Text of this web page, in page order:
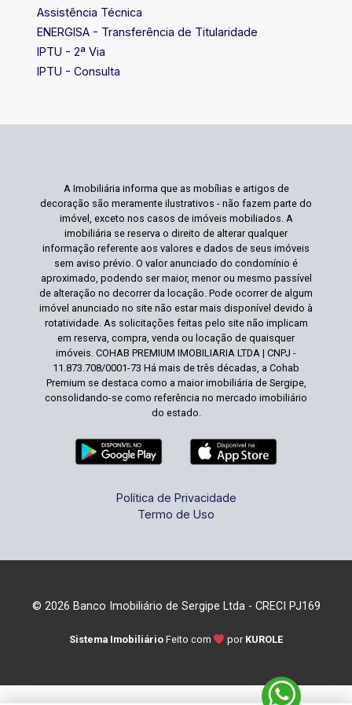
Assistência Técnica
ENERGISA - Transferência de Titularidade
IPTU - 2ª Via
IPTU - Consulta
A Imobiliária informa que as mobílias e artigos de
decoração são meramente ilustrativos - não fazem parte do
imóvel, exceto nos casos de imóveis mobiliados. A
imobiliária se reserva o direito de alterar qualquer
informação referente aos valores e dados de seus imóveis
sem aviso prévio. O valor anunciado do condomínio é
aproximado, podendo ser maior, menor ou mesmo passível
de alteração no decorrer da locação. Pode ocorrer de algum
imóvel anunciado no site não estar mais disponível devido à
rotatividade. As solicitações feitas pelo site não implicam
em reserva, compra, venda ou locação de quaisquer
imóveis. COHAB PREMIUM IMOBILIARIA LTDA | CNPJ -
11.873.708/0001-73 Há mais de três décadas, a Cohab
Premium se destaca como a maior imobiliária de Sergipe,
consolidando-se como referência no mercado imobiliário
do estado.
Política de Privacidade
Termo de Uso
© 2026 Banco Imobiliário de Sergipe Ltda - CRECI PJ169
Sistema Imobiliário Feito com por KUROLE